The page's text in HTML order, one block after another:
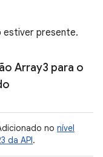
estiver presente.
Array3 para o
no nível
da API.